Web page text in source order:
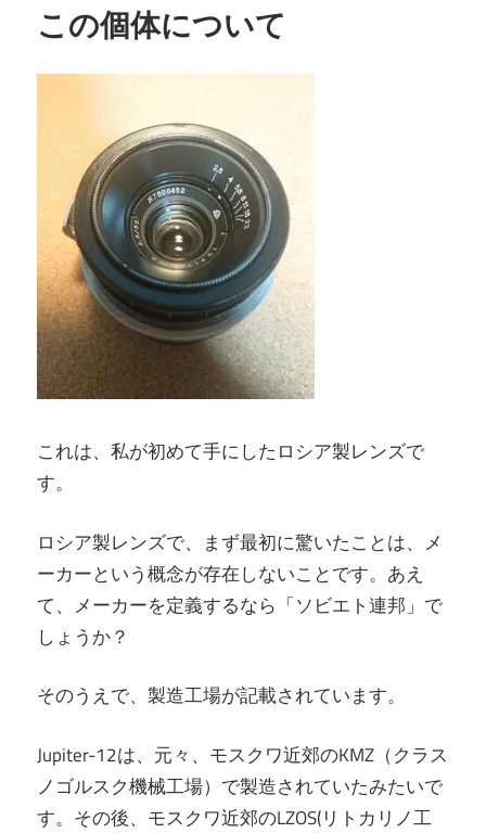
この個体について
これは、私が初めて手にしたロシア製レンズで
す。
ロシア製レンズで、まず最初に驚いたことは、メ
ーカーという概念が存在しないことです。あえ
て、メーカーを定義するなら「ソビエト連邦」で
しょうか？
そのうえで、製造工場が記載されています。
Jupiter-12は、元々、モスクワ近郊のKMZ（クラス
ノゴルスク機械工場）で製造されていたみたいで
す。その後、モスクワ近郊のLZOS(リトカリノ工